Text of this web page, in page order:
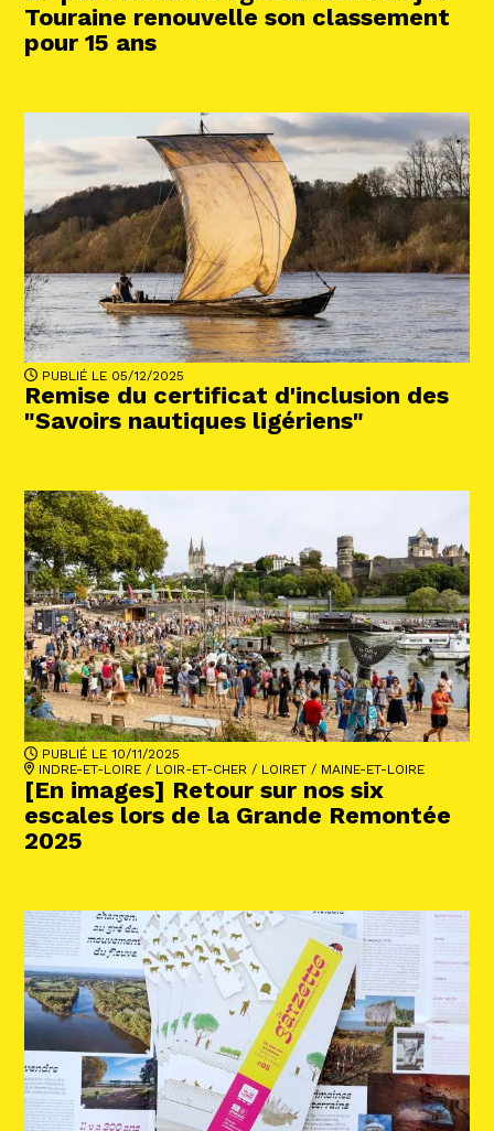
Touraine renouvelle son classement
pour 15 ans
PUBLIÉ LE 05/12/2025
Remise du certificat d'inclusion des
"Savoirs nautiques ligériens"
PUBLIÉ LE 10/11/2025
INDRE-ET-LOIRE /LOIR-ET-CHER /LOIRET /MAINE-ET-LOIRE
[En images] Retour sur nos six
escales lors de la Grande Remontée
2025